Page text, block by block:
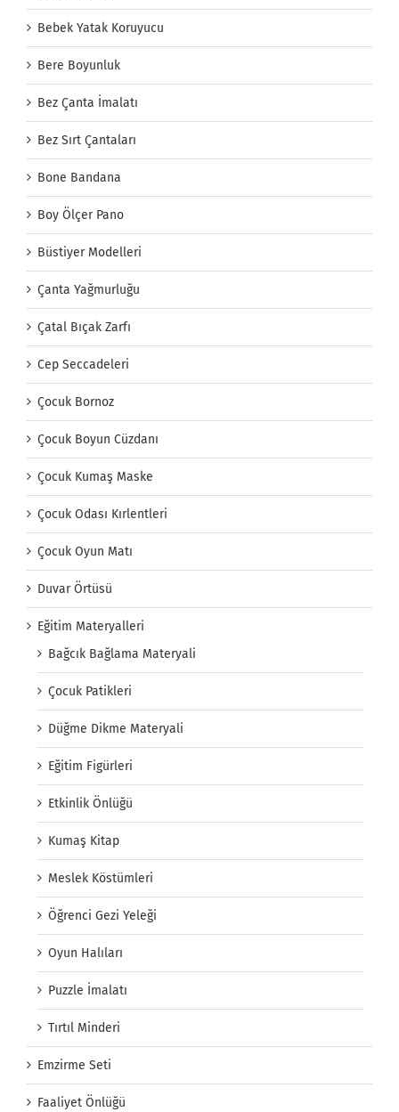
Bebek Yatak Koruyucu
Bere Boyunluk
Bez Çanta İmalatı
Bez Sırt Çantaları
Bone Bandana
Boy Ölçer Pano
Büstiyer Modelleri
Çanta Yağmurluğu
Çatal Bıçak Zarfı
Cep Seccadeleri
Çocuk Bornoz
Çocuk Boyun Cüzdanı
Çocuk Kumaş Maske
Çocuk Odası Kırlentleri
Çocuk Oyun Matı
Duvar Örtüsü
Eğitim Materyalleri
Bağcık Bağlama Materyali
Çocuk Patikleri
Düğme Dikme Materyali
Eğitim Figürleri
Etkinlik Önlüğü
Kumaş Kitap
Meslek Köstümleri
Öğrenci Gezi Yeleği
Oyun Halıları
Puzzle İmalatı
Tırtıl Minderi
Emzirme Seti
Faaliyet Önlüğü